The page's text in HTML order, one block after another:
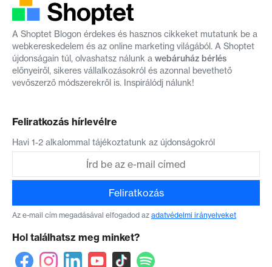
A Shoptet Blogon érdekes és hasznos cikkeket mutatunk be a
webkereskedelem és az online marketing világából. A Shoptet
újdonságain túl, olvashatsz nálunk a webáruház bérlés
előnyeiről, sikeres vállalkozásokról és azonnal bevethető
vevőszerző módszerekről is. Inspirálódj nálunk!
Feliratkozás hírlevélre
Havi 1-2 alkalommal tájékoztatunk az újdonságokról
Feliratkozás
Az e-mail cím megadásával elfogadod az adatvédelmi irányelveket
Hol találhatsz meg minket?